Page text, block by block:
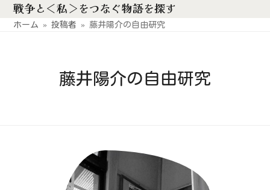
Skip戦争と＜私＞をつなぐ物語を探す
ホーム »投稿者 » 藤井陽介の自由研究
藤井陽介の自由研究